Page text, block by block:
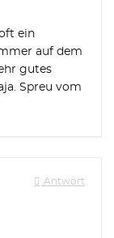
ein
auf dem
gutes
Spreu vom
Antwort